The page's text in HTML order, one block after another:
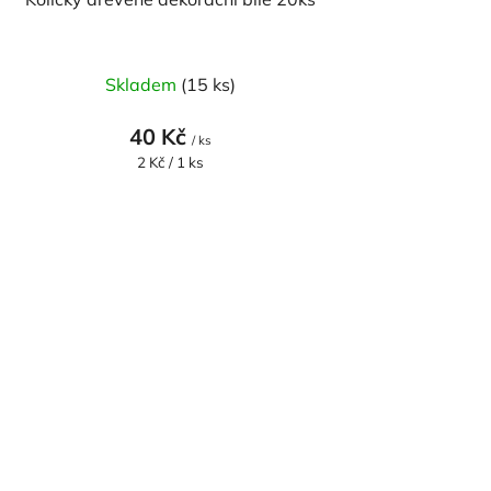
Skladem (15 ks)
40 Kč / ks
Měrná
2 Kč / 1 ks